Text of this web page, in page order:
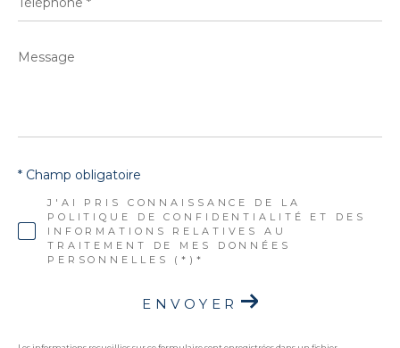
Message
J'AI PRIS CONNAISSANCE DE LA
POLITIQUE DE CONFIDENTIALITÉ ET DES
INFORMATIONS RELATIVES AU
TRAITEMENT DE MES DONNÉES
PERSONNELLES (*)*
* Champ obligatoire
ENVOYER